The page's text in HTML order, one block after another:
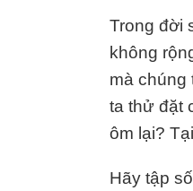
Trong đời
không
mà chúng
ta thử đặt
ôm lại?
Hãy tập